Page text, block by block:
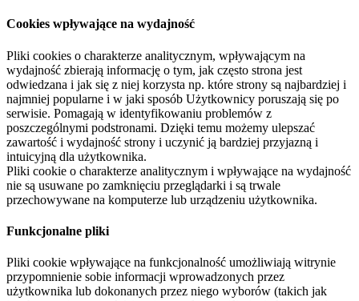
Cookies wpływające na wydajność
Pliki cookies o charakterze analitycznym, wpływającym na
wydajność zbierają informację o tym, jak często strona jest
odwiedzana i jak się z niej korzysta np. które strony są najbardziej i
najmniej popularne i w jaki sposób Użytkownicy poruszają się po
serwisie. Pomagają w identyfikowaniu problemów z
poszczególnymi podstronami. Dzięki temu możemy ulepszać
zawartość i wydajność strony i uczynić ją bardziej przyjazną i
intuicyjną dla użytkownika.
Pliki cookie o charakterze analitycznym i wpływające na wydajność
nie są usuwane po zamknięciu przeglądarki i są trwale
przechowywane na komputerze lub urządzeniu użytkownika.
Funkcjonalne pliki
Pliki cookie wpływające na funkcjonalność umożliwiają witrynie
przypomnienie sobie informacji wprowadzonych przez
użytkownika lub dokonanych przez niego wyborów (takich jak